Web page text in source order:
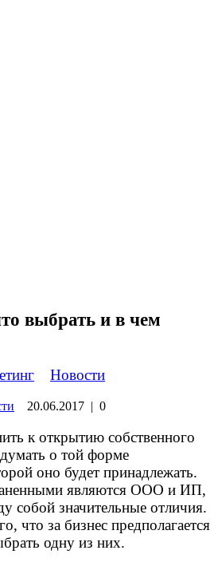
выбрать и в чем
Новости
20.06.2017 | 0
к открытию собственного
о той форме
оно будет принадлежать.
являются ООО и ИП,
собой значительные отличия.
что за бизнес предполагается
одну из них.